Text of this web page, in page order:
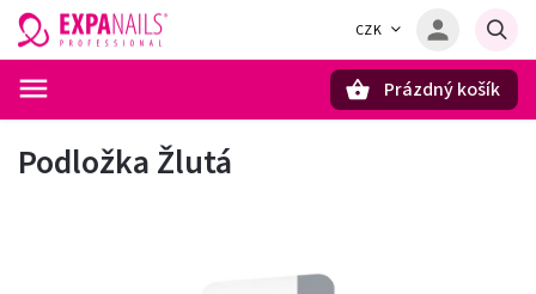
CZK
Prázdný košík
Podložka Žlutá